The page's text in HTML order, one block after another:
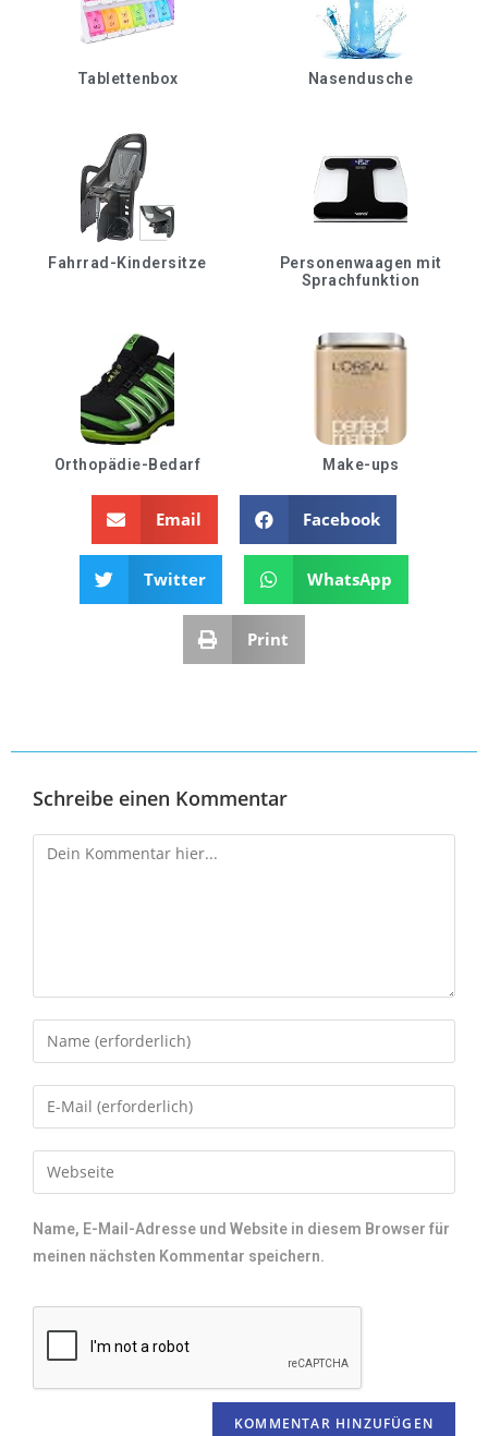
Tablettenbox Nasendusche
Fahrrad-Kindersitze
Personenwaagen mit
Sprachfunktion
Orthopädie-Bedarf Make-ups
Email Facebook
Twitter WhatsApp
Print
Schreibe einen Kommentar
Name, E-Mail-Adresse und Website in diesem Browser für
meinen nächsten Kommentar speichern.